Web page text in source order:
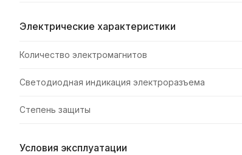
Электрические характеристики
Количество электромагнитов
Светодиодная индикация электроразъема
Степень защиты
Условия эксплуатации